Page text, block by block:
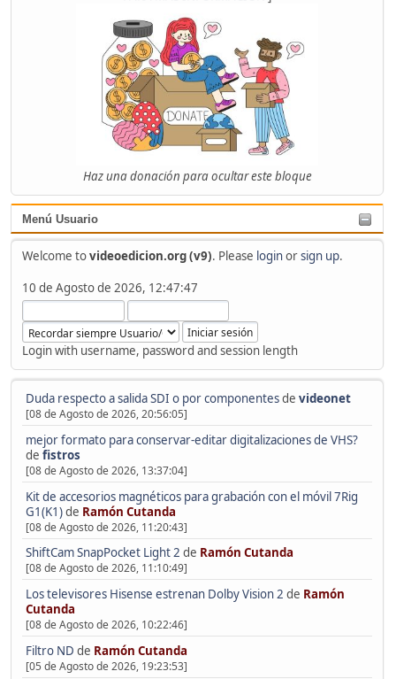
Haz una donación para ocultar este bloque
Menú Usuario
Welcome tovideoedicion.org (v9). Please loginorsign up.
10 de Agosto de 2026, 12:47:47
Login with username, password and session length
Duda respecto a salida SDI o por componentesde videonet
[08 de Agosto de 2026, 20:56:05]
mejor formato para conservar-editar digitalizaciones de VHS?
de fistros
[08 de Agosto de 2026, 13:37:04]
Kit de accesorios magnéticos para grabación con el móvil 7Rig
G1(K1)de Ramón Cutanda
[08 de Agosto de 2026, 11:20:43]
ShiftCam SnapPocket Light 2 de Ramón Cutanda
[08 de Agosto de 2026, 11:10:49]
Los televisores Hisense estrenan Dolby Vision 2 de Ramón
Cutanda
[08 de Agosto de 2026, 10:22:46]
Filtro ND de Ramón Cutanda
[05 de Agosto de 2026, 19:23:53]